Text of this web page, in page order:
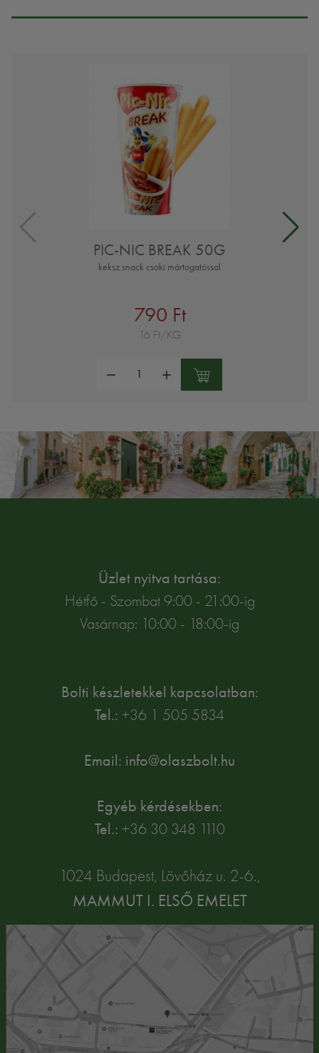
PIC-NIC BREAK 50G
keksz snack csoki mártogatóssal
790 Ft
16 Ft/KG
Üzlet nyitva tartása:
Hétfő - Szombat 9:00 - 21:00-ig
Vasárnap: 10:00 - 18:00-ig
Bolti készletekkel kapcsolatban:
Tel.: +36 1 505 5834
Email: info@olaszbolt.hu
Egyéb kérdésekben:
Tel.: +36 30 348 1110
1024 Budapest, Lövőház u. 2-6.,
MAMMUT I. ELSŐ EMELET